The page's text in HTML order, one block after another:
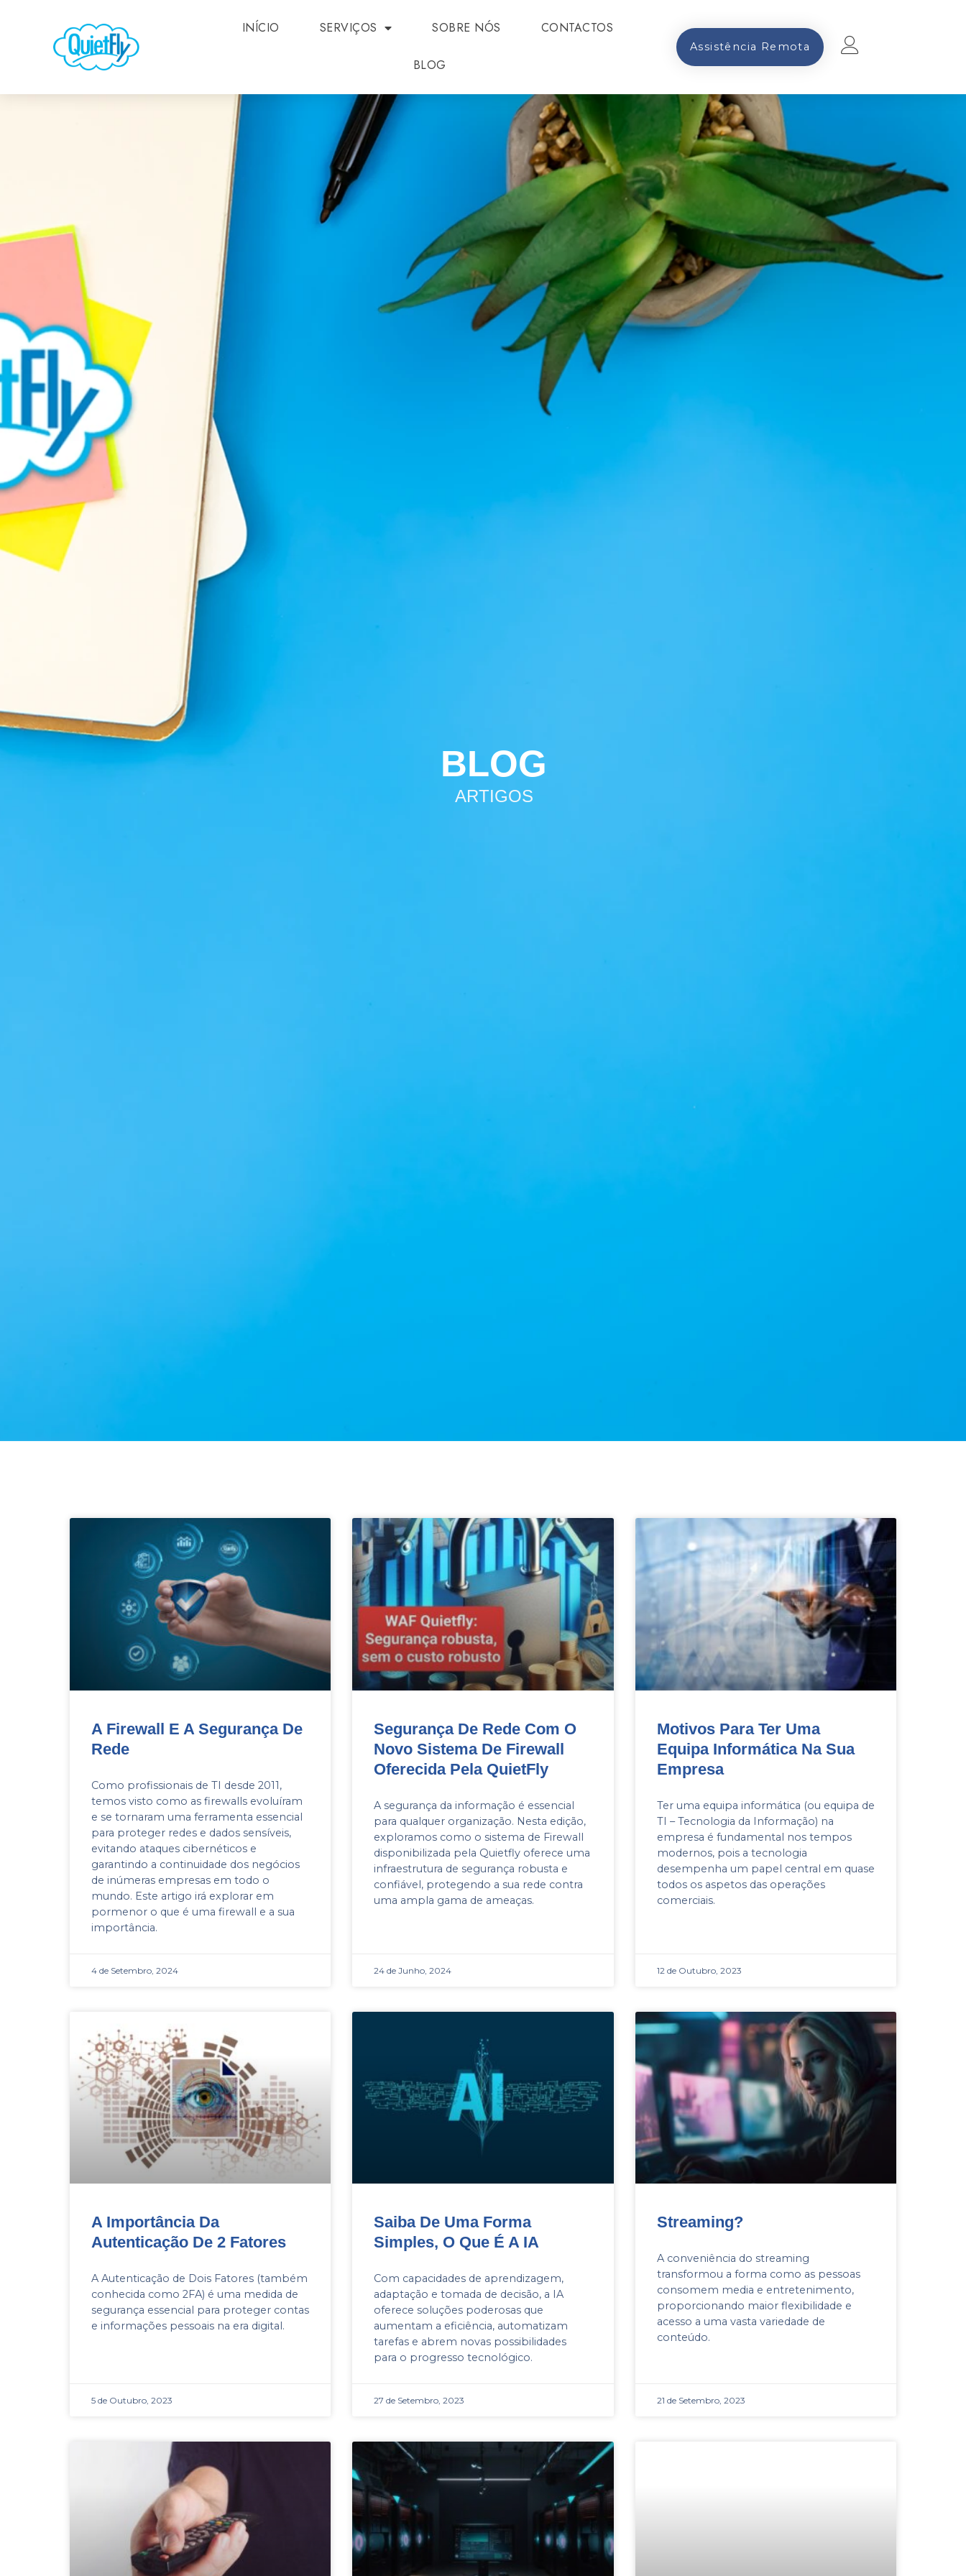
INÍCIO SERVIÇOS SOBRE NÓS CONTACTOS
BLOG
Assistência Remota
BLOG
ARTIGOS
A Firewall E A Segurança De
Rede
Como profissionais de TI desde 2011,
temos visto como as firewalls evoluíram
e se tornaram uma ferramenta essencial
para proteger redes e dados sensíveis,
evitando ataques cibernéticos e
garantindo a continuidade dos negócios
de inúmeras empresas em todo o
mundo. Este artigo irá explorar em
pormenor o que é uma firewall e a sua
importância.
4 de Setembro, 2024
Segurança De Rede Com O
Novo Sistema De Firewall
Oferecida Pela QuietFly
A segurança da informação é essencial
para qualquer organização. Nesta edição,
exploramos como o sistema de Firewall
disponibilizada pela Quietfly oferece uma
infraestrutura de segurança robusta e
confiável, protegendo a sua rede contra
uma ampla gama de ameaças.
24 de Junho, 2024
Motivos Para Ter Uma
Equipa Informática Na Sua
Empresa
Ter uma equipa informática (ou equipa de
TI – Tecnologia da Informação) na
empresa é fundamental nos tempos
modernos, pois a tecnologia
desempenha um papel central em quase
todos os aspetos das operações
comerciais.
12 de Outubro, 2023
A Importância Da
Autenticação De 2 Fatores
A Autenticação de Dois Fatores (também
conhecida como 2FA) é uma medida de
segurança essencial para proteger contas
e informações pessoais na era digital.
5 de Outubro, 2023
Saiba De Uma Forma
Simples, O Que É A IA
Com capacidades de aprendizagem,
adaptação e tomada de decisão, a IA
oferece soluções poderosas que
aumentam a eficiência, automatizam
tarefas e abrem novas possibilidades
para o progresso tecnológico.
27 de Setembro, 2023
Streaming?
A conveniência do streaming
transformou a forma como as pessoas
consomem media e entretenimento,
proporcionando maior flexibilidade e
acesso a uma vasta variedade de
conteúdo.
21 de Setembro, 2023